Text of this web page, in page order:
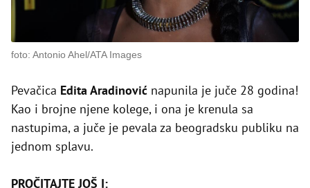
foto: Antonio Ahel/ATA Images
Pevačica Edita Aradinović napunila je juče 28 godina!
Kao i brojne njene kolege, i ona je krenula sa
nastupima, a juče je pevala za beogradsku publiku na
jednom splavu.
PROČITAJTE JOŠ I: